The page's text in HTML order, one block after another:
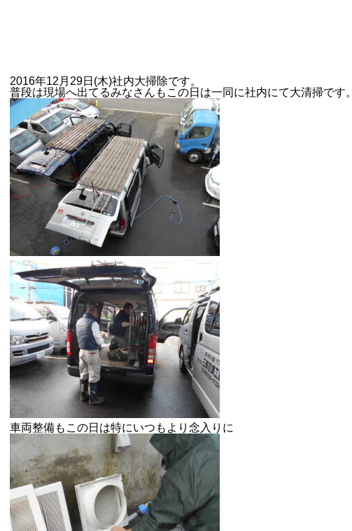
2023年度
BLOG BUSINESS RECRUIT CONTACT
2016年12月29日(木)社内大掃除です。
普段は現場へ出てるみなさんもこの日は一同に社内にて大清掃です。
車両整備もこの日は特にいつもより念入りに